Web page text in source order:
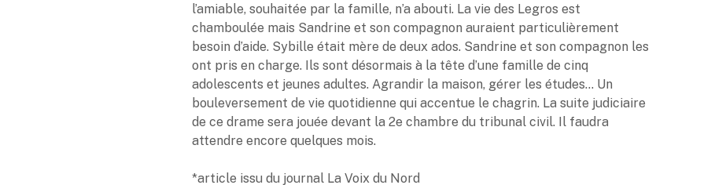
l’amiable, souhaitée par la famille, n’a abouti. La vie des Legros est
chamboulée mais Sandrine et son compagnon auraient particulièrement
besoin d’aide. Sybille était mère de deux ados. Sandrine et son compagnon les
ont pris en charge. Ils sont désormais à la tête d’une famille de cinq
adolescents et jeunes adultes. Agrandir la maison, gérer les études… Un
bouleversement de vie quotidienne qui accentue le chagrin. La suite judiciaire
de ce drame sera jouée devant la 2e chambre du tribunal civil. Il faudra
attendre encore quelques mois.
*article issu du journal La Voix du Nord